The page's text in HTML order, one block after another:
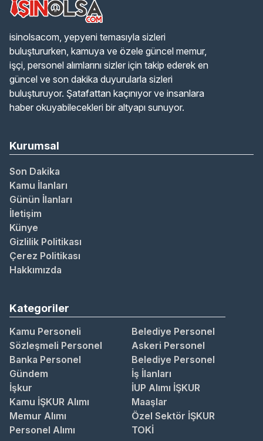
isinolsacom, yepyeni temasıyla sizleri
buluştururken, kamuya ve özele güncel memur,
işçi, personel alımlarını sizler için takip ederek en
güncel ve son dakika duyurularla sizleri
buluşturuyor. Şatafattan kaçınıyor ve insanlara
haber okuyabilecekleri bir altyapı sunuyor.
Kurumsal
Son Dakika
Kamu İlanları
Günün İlanları
İletişim
Künye
Gizlilik Politikası
Çerez Politikası
Hakkımızda
Kategoriler
Kamu Personeli
Belediye Personel
Sözleşmeli Personel
Askeri Personel
Banka Personel
Belediye Personel
Gündem
İş İlanları
İşkur
İUP Alımı İŞKUR
Kamu İŞKUR Alımı
Maaşlar
Memur Alımı
Özel Sektör İŞKUR
Personel Alımı
TOKİ